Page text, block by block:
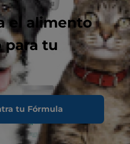
el alimento
para tu
tu Fórmula